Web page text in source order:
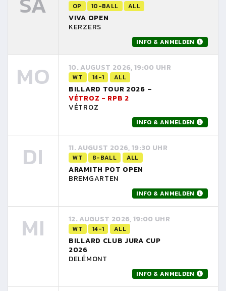
OP 10-BALL ALL
VIVA OPEN
KERZERS
INFO & ANMELDEN
MO 10. AUGUST 2026, 19:00 UHR
WT 14-1 ALL
BILLARD TOUR 2026 –
VÉTROZ - RPB 2
VÉTROZ
INFO & ANMELDEN
DI 11. AUGUST 2026, 19:30 UHR
WT 8-BALL ALL
ARAMITH POT OPEN
BREMGARTEN
INFO & ANMELDEN
MI 12. AUGUST 2026, 19:00 UHR
WT 14-1 ALL
BILLARD CLUB JURA CUP
2026
DELÉMONT
INFO & ANMELDEN